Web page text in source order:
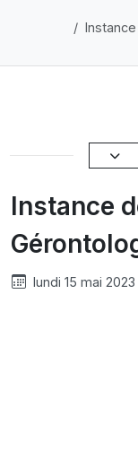
Instance
lundi 15 mai 2023